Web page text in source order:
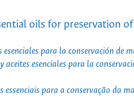
oils for preservation
para la conservación de
esenciales para la
essenciais para a conservação da